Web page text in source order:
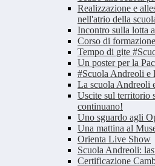
Realizzazione e
nell'atrio della
Incontro sulla lotta
Corso di
Tempo di gite
Un poster per la
#Scuola Andreoli e
La scuola Andreoli
Uscite sul territorio
continuano!
Uno sguardo agli
Una mattina al
Orienta Live Show
Scuola Andreoli:
Certificazione